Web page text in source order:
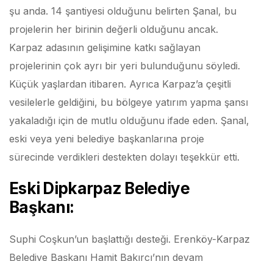
şu anda. 14 şantiyesi olduğunu belirten Şanal, bu
projelerin her birinin değerli olduğunu ancak.
Karpaz adasının gelişimine katkı sağlayan
projelerinin çok ayrı bir yeri bulunduğunu söyledi.
Küçük yaşlardan itibaren. Ayrıca Karpaz’a çeşitli
vesilelerle geldiğini, bu bölgeye yatırım yapma şansı
yakaladığı için de mutlu olduğunu ifade eden. Şanal,
eski veya yeni belediye başkanlarına proje
sürecinde verdikleri destekten dolayı teşekkür etti.
Eski Dipkarpaz Belediye
Başkanı:
Suphi Coşkun’un başlattığı desteği. Erenköy-Karpaz
Belediye Başkanı Hamit Bakırcı’nın devam